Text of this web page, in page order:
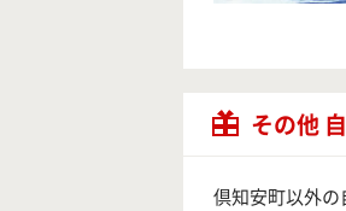
その他
倶知安町以外の